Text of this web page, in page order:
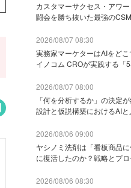
カスタマーサクセス・アワ
闘会を勝ち抜いた最強の
2026/08/07 08:30
実務家マーケターはAIをど
イノコム CROが実践する「
2026/08/07 08:00
「何を分析するか」の決定
設計と仮説構築におけるAI
2026/08/06 09:00
ヤシノミ洗剤は「看板商品
に復活したのか？戦略とプロ
2026/08/06 08:30